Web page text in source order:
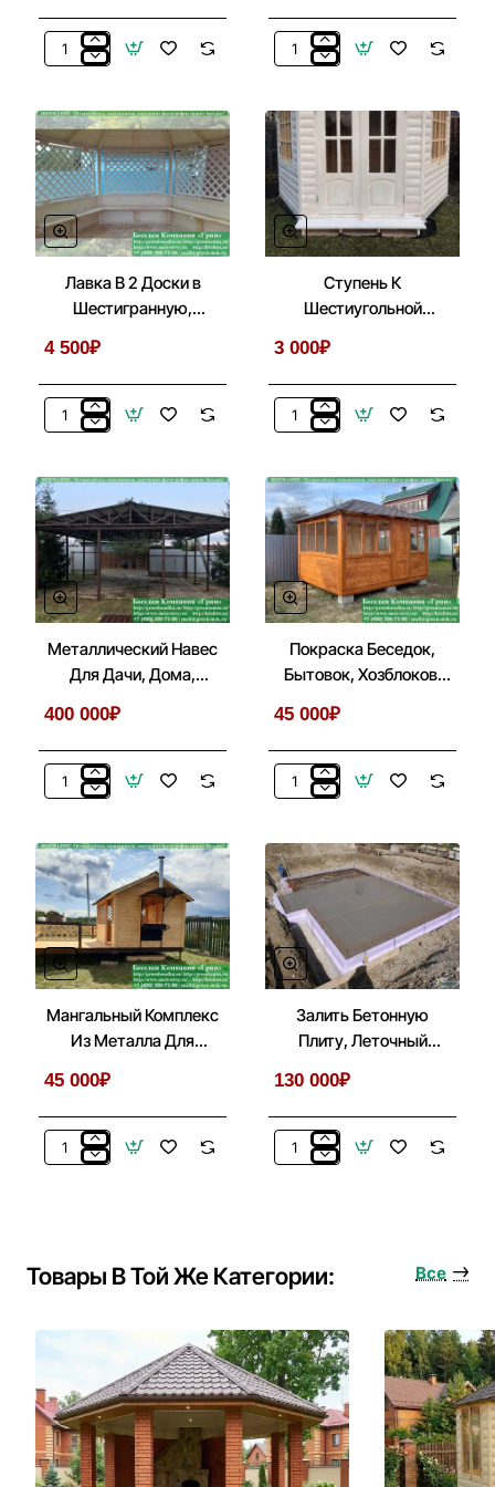
Крыльцо:
С
Лестницей
Перед
Входом
Деревянная
Для
Беседки,
Летней
Кухни
Лавка В 2 Доски в
Шестигранную,
4 500₽
Лавка
Доски
в
Шестигранную,
Шестиугольную
Беседку
Ступень К
Шестиугольной
Установке На Блоки
3 000₽
Ступень
Беседке
При
Установке
Блоки
Металлический Навес
Для Дачи, Дома,
400 000₽
Металлический
Дачи,
Дома,
Автомобиля
Покраска Беседок,
Бытовок, Хозблоков,
45 000₽
Покраска
Хозблоков,
Веранд
Мангальный Комплекс
Из Металла Для
45 000₽
Мангальный
Летней
Залить Бетонную
Плиту, Леточный
Беседку, Дом
130 000₽
Залить
Беседку,
Товары В Той Же Категории: Все